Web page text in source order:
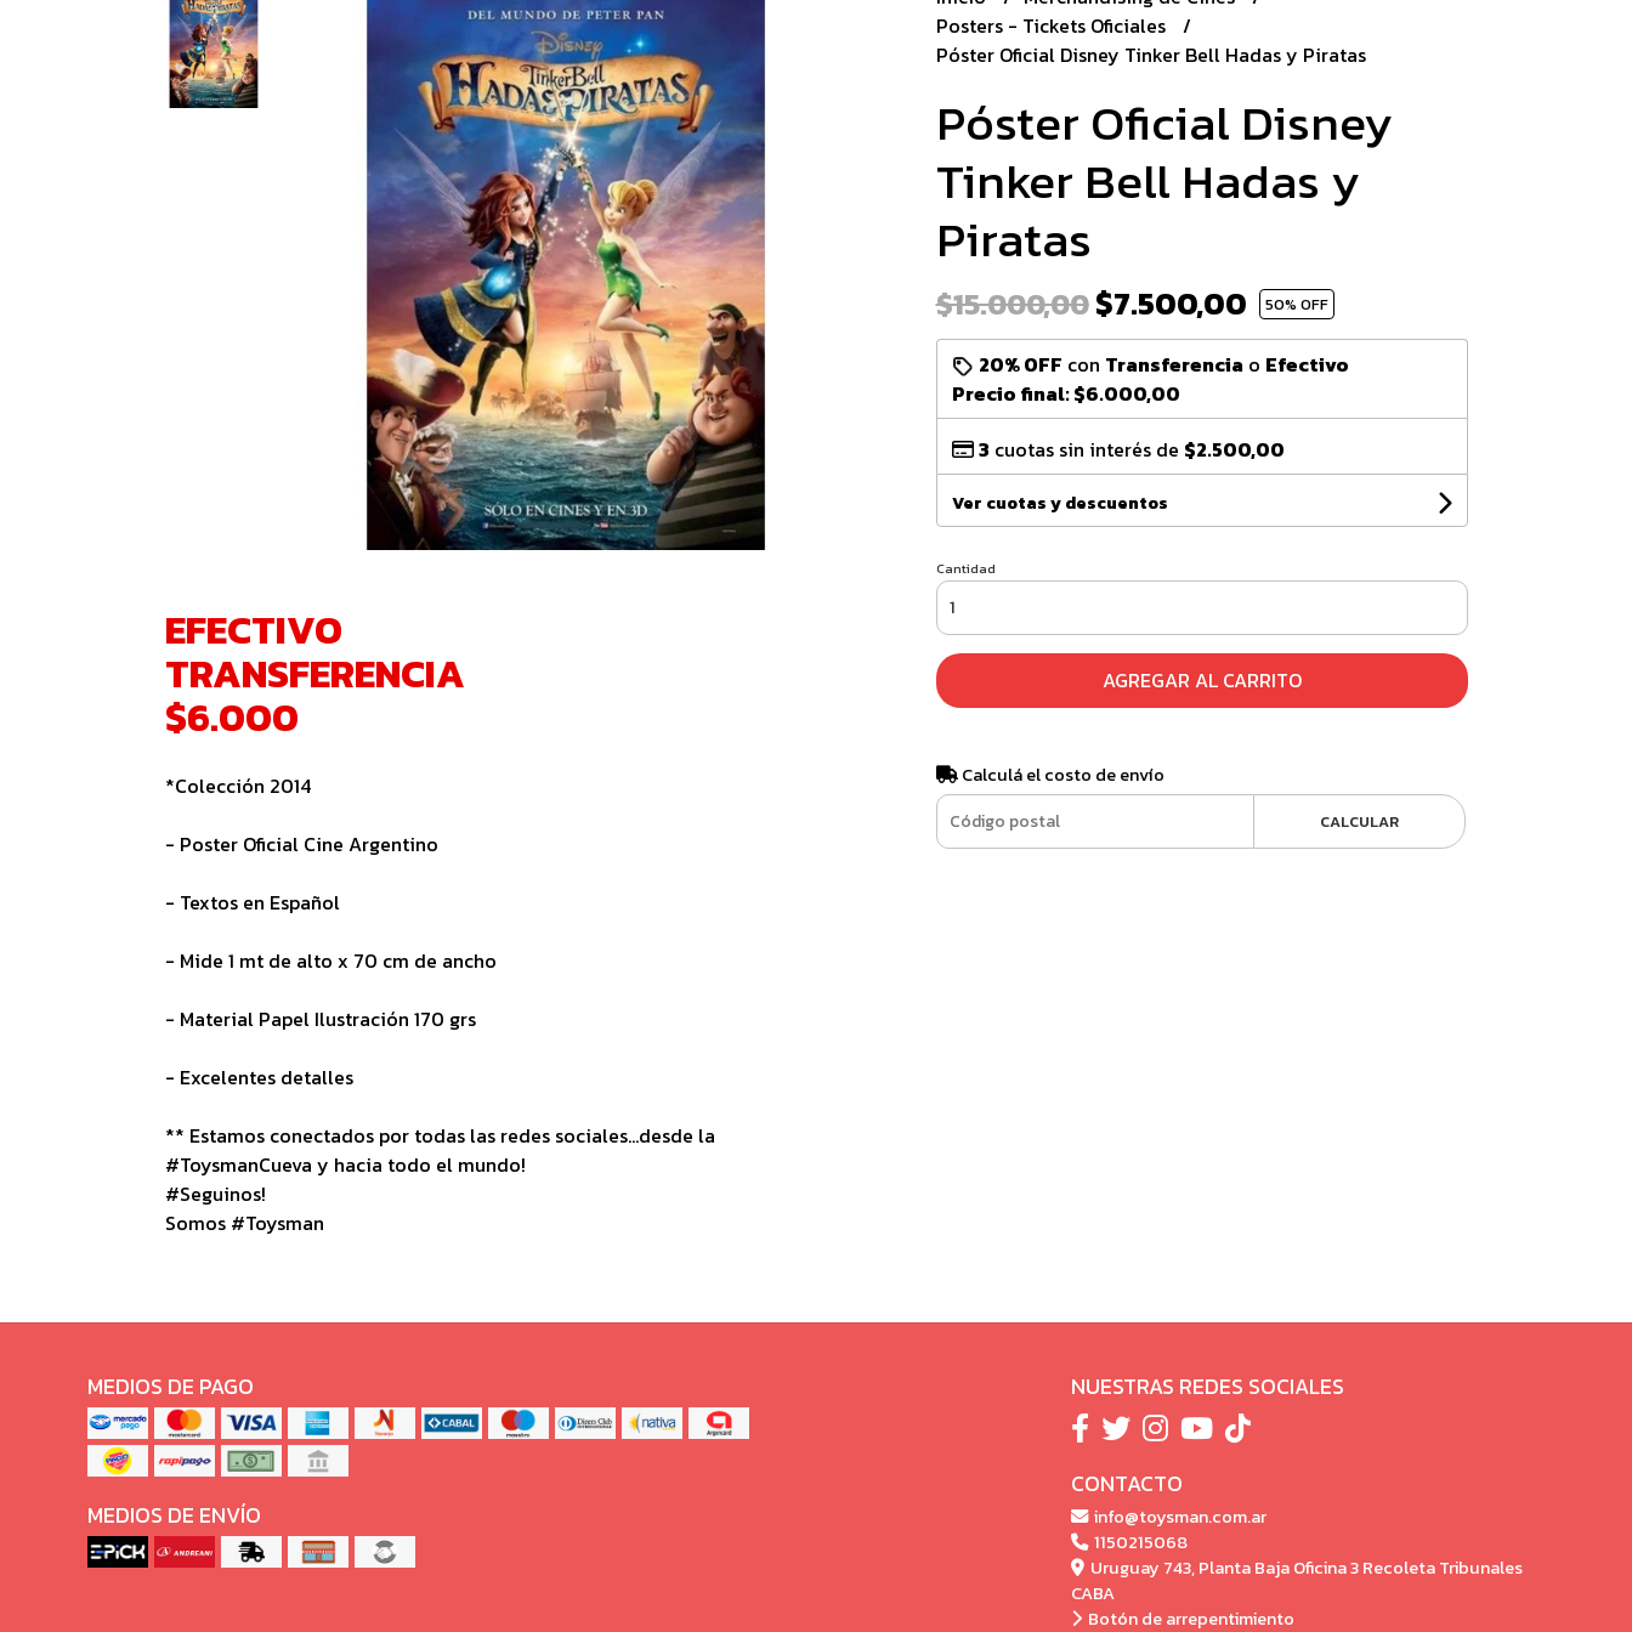
EFECTIVO
TRANSFERENCIA
$6.000
*Colección 2014
- Poster Oficial Cine Argentino
- Textos en Español
- Mide 1 mt de alto x 70 cm de ancho
- Material Papel Ilustración 170 grs
- Excelentes detalles
** Estamos conectados por todas las redes sociales...desde la
#ToysmanCueva y hacia todo el mundo!
#Seguinos!
Somos #Toysman
Posters - Tickets Oficiales
Póster Oficial Disney Tinker Bell Hadas y Piratas
Póster Oficial Disney
Tinker Bell Hadas y
Piratas
$15.000,00$7.500,00 50% OFF
20% OFF con Transferencia o Efectivo
Precio final:$6.000,00
3 cuotas sin interés de $2.500,00
Ver cuotas y descuentos
Cantidad
AGREGAR AL CARRITO
Calculá el costo de envío
CALCULAR
MEDIOS DE PAGO
MEDIOS DE ENVÍO
NUESTRAS REDES SOCIALES
CONTACTO
info@toysman.com.ar
1150215068
Uruguay 743, Planta Baja Oficina 3 Recoleta Tribunales
CABA
Botón de arrepentimiento